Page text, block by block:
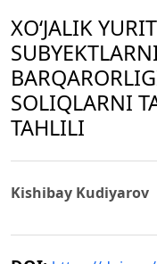
XO‘JALIK
SOLIQLARNI
TAHLILI
Kishibay Kudiyarov